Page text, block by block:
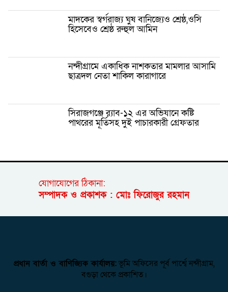
মাদকের স্বর্গরাজ্য ঘুষ বানিজ্যেও শ্রেষ্ঠ,ওসি
হিসেবেও শ্রেষ্ঠ রুহুল আমিন
নন্দীগ্রামে একাধিক নাশকতার মামলার আসামি
ছাত্রদল নেতা শাকিল কারাগারে
সিরাজগঞ্জে র‍্যাব-১২ এর অভিযানে কষ্টি
পাথরের মূর্তিসহ দুই পাচারকারী গ্রেফতার
যোগাযোগের ঠিকানা:
সম্পাদক ও প্রকাশক : মোঃ ফিরোজুর রহমান
প্রধান বার্তা ও বাণিজ্যিক কার্যালয়:ভূমি অফিসের পূর্ব পার্শ্বে নন্দীগ্রাম,
বগুড়া থেকে প্রকাশিত।